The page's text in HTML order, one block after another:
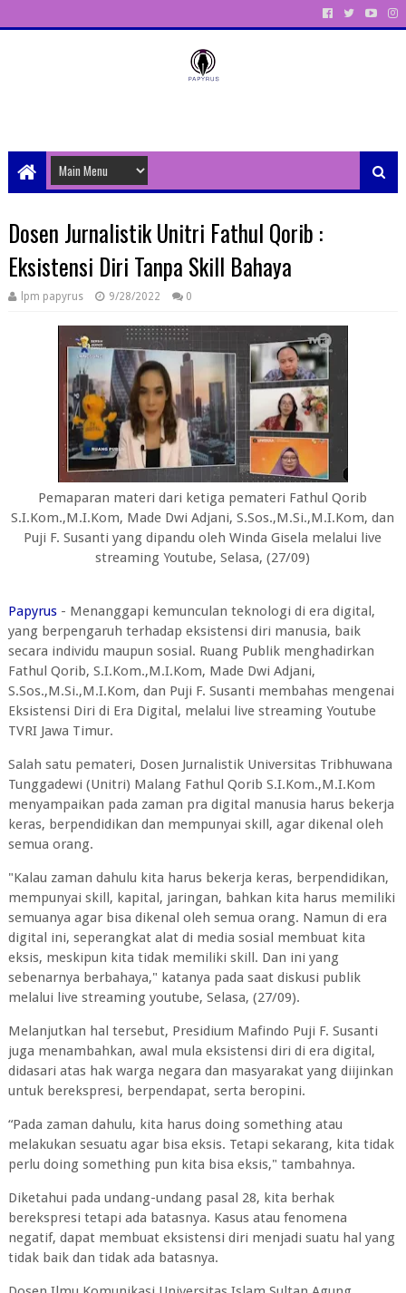
Dosen Jurnalistik Unitri Fathul Qorib :
Eksistensi Diri Tanpa Skill Bahaya
lpm papyrus 9/28/2022 0
Pemaparan materi dari ketiga pemateri Fathul Qorib
S.I.Kom.,M.I.Kom, Made Dwi Adjani, S.Sos.,M.Si.,M.I.Kom, dan
Puji F. Susanti yang dipandu oleh Winda Gisela melalui live
streaming Youtube, Selasa, (27/09)
Papyrus- Menanggapi kemunculan teknologi di era digital,
yang berpengaruh terhadap eksistensi diri manusia, baik
secara individu maupun sosial. Ruang Publik menghadirkan
Fathul Qorib, S.I.Kom.,M.I.Kom, Made Dwi Adjani,
S.Sos.,M.Si.,M.I.Kom, dan Puji F. Susanti membahas mengenai
Eksistensi Diri di Era Digital, melalui live streaming Youtube
TVRI Jawa Timur.
Salah satu pemateri, Dosen Jurnalistik Universitas Tribhuwana
Tunggadewi (Unitri) Malang Fathul Qorib S.I.Kom.,M.I.Kom
menyampaikan pada zaman pra digital manusia harus bekerja
keras, berpendidikan dan mempunyai skill, agar dikenal oleh
semua orang.
"Kalau zaman dahulu kita harus bekerja keras, berpendidikan,
mempunyai skill, kapital, jaringan, bahkan kita harus memiliki
semuanya agar bisa dikenal oleh semua orang. Namun di era
digital ini, seperangkat alat di media sosial membuat kita
eksis, meskipun kita tidak memiliki skill. Dan ini yang
sebenarnya berbahaya," katanya pada saat diskusi publik
melalui live streaming youtube, Selasa, (27/09).
Melanjutkan hal tersebut, Presidium Mafindo Puji F. Susanti
juga menambahkan, awal mula eksistensi diri di era digital,
didasari atas hak warga negara dan masyarakat yang diijinkan
untuk berekspresi, berpendapat, serta beropini.
“Pada zaman dahulu, kita harus doing something atau
melakukan sesuatu agar bisa eksis. Tetapi sekarang, kita tidak
perlu doing something pun kita bisa eksis," tambahnya.
Diketahui pada undang-undang pasal 28, kita berhak
berekspresi tetapi ada batasnya. Kasus atau fenomena
negatif, dapat membuat eksistensi diri menjadi suatu hal yang
tidak baik dan tidak ada batasnya.